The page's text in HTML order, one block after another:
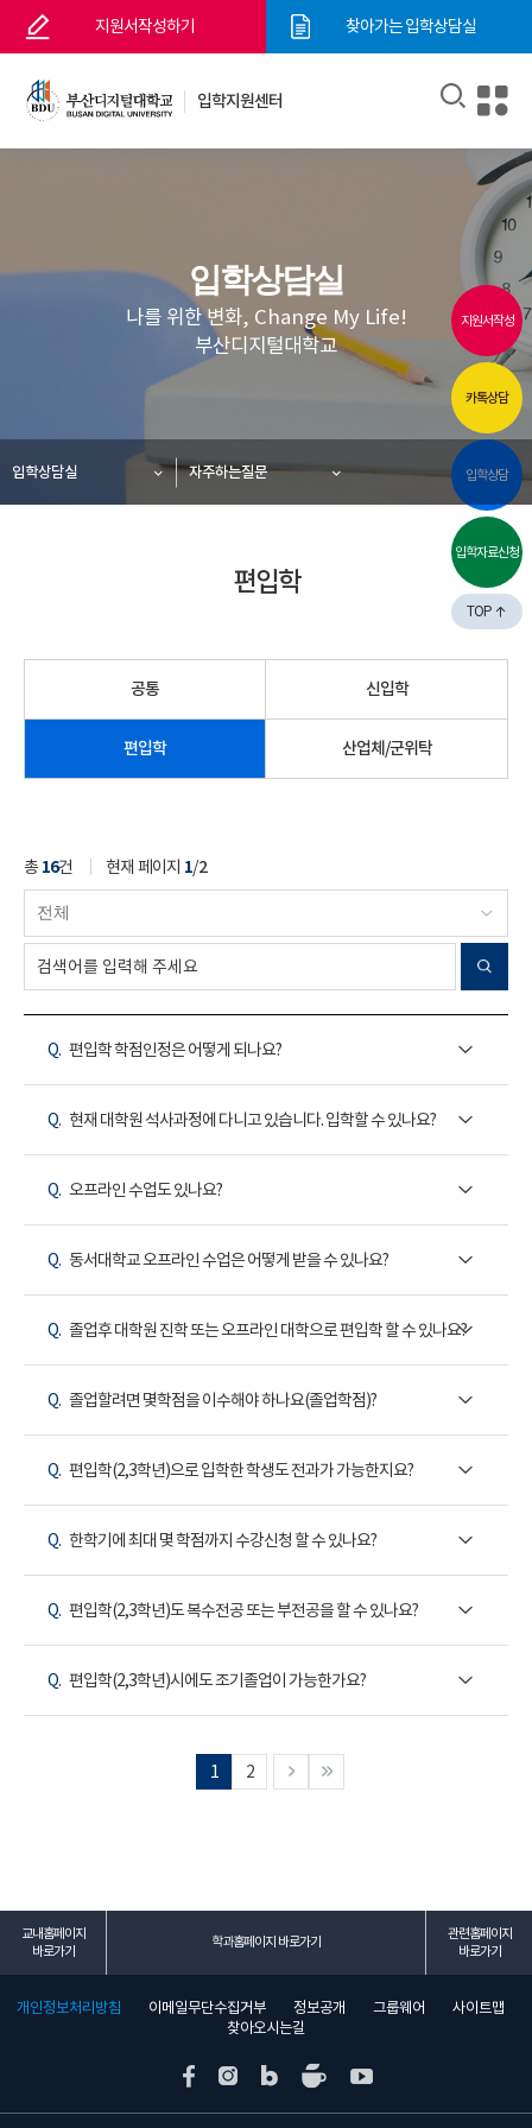
지원서작성하기 찾아가는 입학상담실
입학지원센터
입학상담실
나를 위한 변화, Change My Life!
부산디지털대학교
입학상담실 자주하는질문
편입학
공통 신입학
편입학 산업체/군위탁
총 16건 현재 페이지 1/2
Q. 편입학 학점인정은 어떻게 되나요?
Q. 현재 대학원 석사과정에 다니고 있습니다. 입학할 수 있나요?
Q. 오프라인 수업도 있나요?
Q. 동서대학교 오프라인 수업은 어떻게 받을 수 있나요?
Q. 졸업후 대학원 진학 또는 오프라인 대학으로 편입학 할 수 있나요?
Q. 졸업할려면 몇학점을 이수해야 하나요(졸업학점)?
Q. 편입학(2,3학년)으로 입학한 학생도 전과가 가능한지요?
Q. 한학기에 최대 몇 학점까지 수강신청 할 수 있나요?
Q. 편입학(2,3학년)도 복수전공 또는 부전공을 할 수 있나요?
Q. 편입학(2,3학년)시에도 조기졸업이 가능한가요?
1 2
교내홈페이지
바로가기
학과홈페이지 바로가기
관련홈페이지
바로가기
개인정보처리방침 이메일무단수집거부 정보공개 그룹웨어
사이트맵
찾아오시는길
지원서작성
카톡상담
입학상담
입학자료신청
TOP